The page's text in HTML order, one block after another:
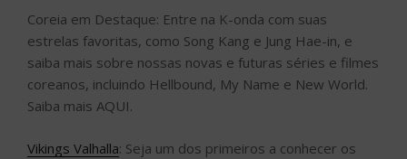
Coreia em Destaque: Entre na K-onda com suas
estrelas favoritas, como Song Kang e Jung Hae-in, e
saiba mais sobre nossas novas e futuras séries e filmes
coreanos, incluindo Hellbound, My Name e New World.
Saiba mais AQUI.
Vikings Valhalla: Seja um dos primeiros a conhecer os